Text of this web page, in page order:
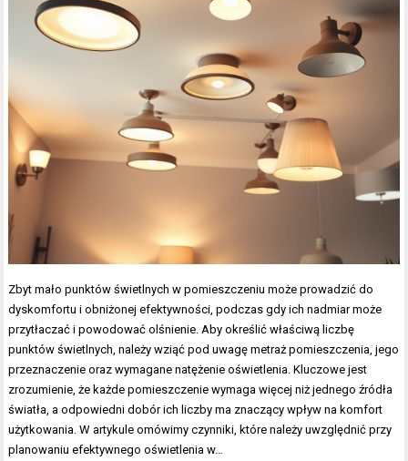
Zbyt mało punktów świetlnych w pomieszczeniu może prowadzić do
dyskomfortu i obniżonej efektywności, podczas gdy ich nadmiar może
przytłaczać i powodować olśnienie. Aby określić właściwą liczbę
punktów świetlnych, należy wziąć pod uwagę metraż pomieszczenia, jego
przeznaczenie oraz wymagane natężenie oświetlenia. Kluczowe jest
zrozumienie, że każde pomieszczenie wymaga więcej niż jednego źródła
światła, a odpowiedni dobór ich liczby ma znaczący wpływ na komfort
użytkowania. W artykule omówimy czynniki, które należy uwzględnić przy
planowaniu efektywnego oświetlenia w…